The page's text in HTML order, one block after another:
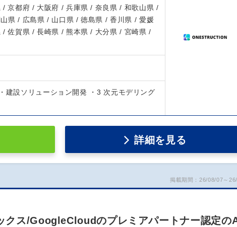
/ 京都府 / 大阪府 / 兵庫県 / 奈良県 / 和歌山県 /
県 / 広島県 / 山口県 / 徳島県 / 香川県 / 愛媛
/ 佐賀県 / 長崎県 / 熊本県 / 大分県 / 宮崎県 /
建設ソリューション開発 ・3 次元モデリング
詳細を見る
掲載期間：26/08/07～
ス/GoogleCloudのプレミアパートナー認定の